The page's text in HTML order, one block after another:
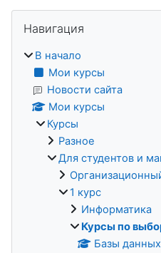
Блоки
Навигация
В начало
Мои курсы
Новости сайта
Мои курсы
Курсы
Разное
Для студентов и
1 курс
Информатика
Курсы по
Базы